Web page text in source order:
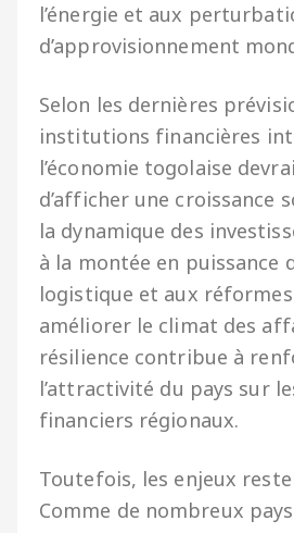
l’énergie et aux
d’approvisionnement
Selon les dernières
institutions financières
l’économie togolaise
d’afficher une croissance
la dynamique des
à la montée en puissance
logistique et aux
améliorer le climat des
résilience contribue à
l’attractivité du pays sur
financiers régionaux.
Toutefois, les enjeux
Comme de nombreux